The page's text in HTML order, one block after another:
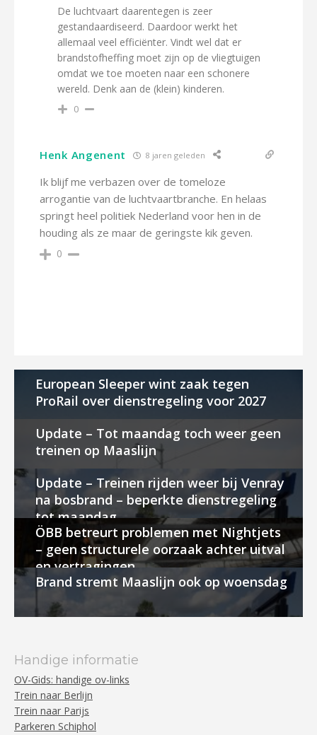
De luchtvaart daarentegen is zeer
gestandaardiseerd. Daardoor werkt het
allemaal veel efficiënter. Vindt wel dat er
brandstofheffing moet zijn op de vliegtuigen
omdat we toe moeten naar een schonere
wereld. Denk aan de (klein) kinderen.
0
Henk Angenent 8 jaren geleden
Ik blijf me verbazen over de tomeloze
arrogantie van de luchtvaartbranche. En helaas
springt heel politiek Nederland voor hen in de
houding als ze maar de geringste kik geven.
0
European Sleeper wint zaak tegen
ProRail over dienstregeling voor 2027
Update – Tot maandag toch weer geen
treinen op Maaslijn
Update – Treinen rijden weer bij Venray
na bosbrand – beperkte dienstregeling
tot maandag
ÖBB betreurt problemen met Nightjets
– geen structurele oorzaak achter uitval
en vertragingen
Brand stremt Maaslijn ook op woensdag
Handige informatie
OV-Gids: handige ov-links
Trein naar Berlijn
Trein naar Parijs
Parkeren Schiphol